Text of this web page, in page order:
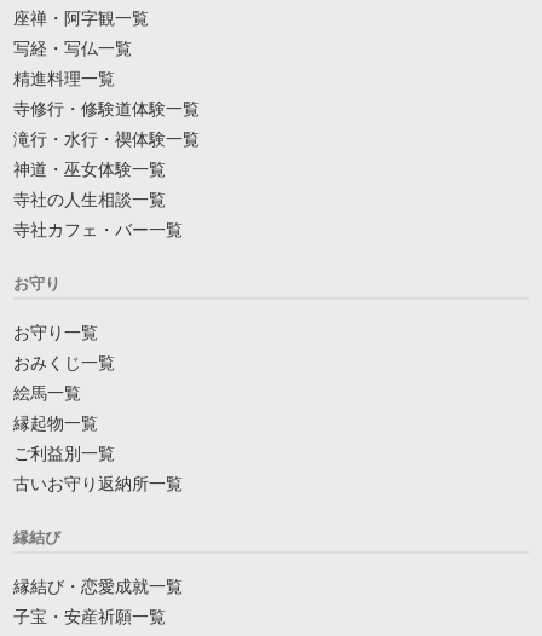
座禅・阿字観一覧
写経・写仏一覧
精進料理一覧
寺修行・修験道体験一覧
滝行・水行・禊体験一覧
神道・巫女体験一覧
寺社の人生相談一覧
寺社カフェ・バー一覧
お守り
お守り一覧
おみくじ一覧
絵馬一覧
縁起物一覧
ご利益別一覧
古いお守り返納所一覧
縁結び
縁結び・恋愛成就一覧
子宝・安産祈願一覧